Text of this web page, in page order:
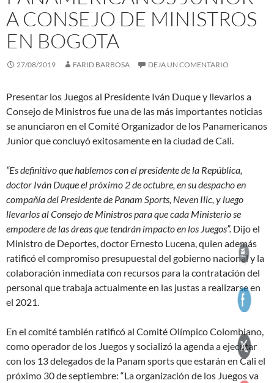
A CONSEJO DE MINISTROS
EN BOGOTA
27/08/2019 FARID BARBOSA DEJA UN COMENTARIO
Presentar los Juegos al Presidente Iván Duque y llevarlos a
Consejo de Ministros fue una de las más importantes noticias
se anunciaron en el Comité Organizador de los Panamericanos
Junior que concluyó exitosamente en la ciudad de Cali.
“Es definitivo que hablemos con el presidente de la República,
doctor Iván Duque el próximo 2 de octubre, en su despacho en
compañía del Presidente de Panam Sports, Neven Ilic, y luego
llevarlos al Consejo de Ministros para que cada Ministerio se
empodere de las áreas que tendrán impacto en los Juegos”. Dijo el
Ministro de Deportes, doctor Ernesto Lucena, quien además
ratificó el compromiso presupuestal del gobierno nacional y la
colaboración inmediata con recursos para la contratación del
personal que trabaja actualmente en las justas a realizarse en
el 2021.
En el comité también ratificó al Comité Olímpico Colombiano,
como operador de los Juegos y socializó la agenda a ejecutar
con los 13 delegados de la Panam sports que estarán en Cali el
próximo 30 de septiembre: “La organización de los Juegos va